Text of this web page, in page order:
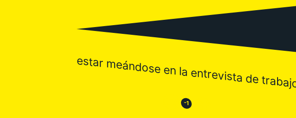
estar meándose en la entrevista de
😒 -1 😂